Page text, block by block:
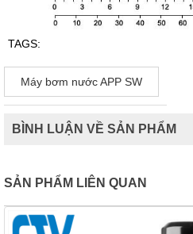
TAGS:
Máy bơm nước APP SW
BÌNH LUẬN VỀ SẢN PHẨM
SẢN PHẨM LIÊN QUAN